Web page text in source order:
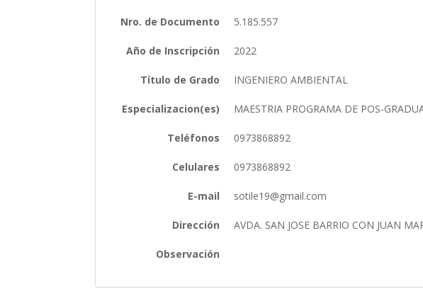
Nro. de Documento 5.185.557
Año de Inscripción 2022
Título de Grado INGENIERO AMBIENTAL
Especializacion(es) MAESTRIA PROGRAMA DE POS-
Teléfonos 0973868892
Celulares 0973868892
E-mail sotile19@gmail.com
Dirección AVDA. SAN JOSE BARRIO CON JUAN
Observación